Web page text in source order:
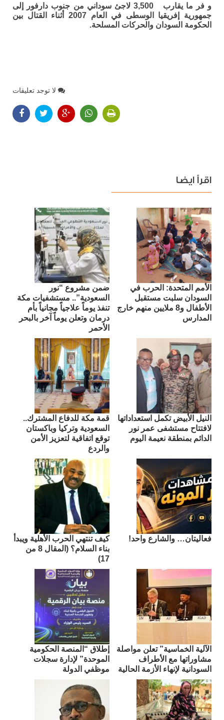
و فر ما يقارب 3,500 لاجئ سوداني من جنوب دارفور إلى
جمهورية إفريقيا الوسطى في العام 2007 أثناء القتال بين
الحكومة السودان والحركات المسلحة.
لا توجد تعليقات
اقرأ ايضا
الأمم المتحدة: الحرب في
السودان سلبت مستقبل
الأطفال و8 ملايين منهم خارج
المدارس
ضمن مشروع “نور
السعودية”.. مستشفيات مكة
تنفذ يوماً علاجياً مجانياً بأم
درمان وتعلن يوماً آخر بالبحر
الأحمر
النيل الأبيض تكمل استعداداتها
لافتتاح مستشفى عمر نور
الدائم بمنطقة نعيمة اليوم
قمة مكة للدفاع المشترك..
السعودية وتركيا وباكستان
توقع اتفاقية لتعزيز الأمن
والردع
فعاليتان… والشارع واحد!
كيف تنتهي الحرب الأهلية ويبدأ
بناء السلام؟ (المقال 8 من
17)
الآلية الخماسية” تعلن مواصلة
مشاوراتها مع الأطراف
السودانية لإنهاء الأزمة الحالية
إطلاق “المنصة الحكومية
الموحدة” لإدارة سجلات
موظفي الدولة